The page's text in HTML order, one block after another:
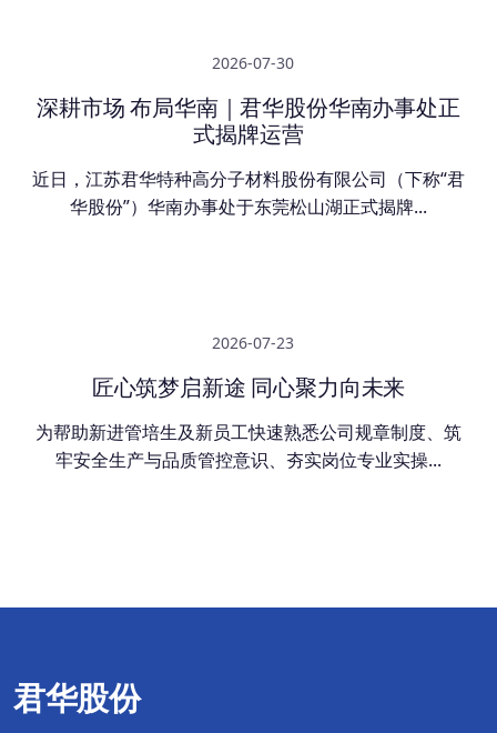
2026-07-30
深耕市场 布局华南｜君华股份华南办事处正
式揭牌运营
近日，江苏君华特种高分子材料股份有限公司（下称“君
华股份”）华南办事处于东莞松山湖正式揭牌...
2026-07-23
匠心筑梦启新途 同心聚力向未来
为帮助新进管培生及新员工快速熟悉公司规章制度、筑
牢安全生产与品质管控意识、夯实岗位专业实操...
君华股份